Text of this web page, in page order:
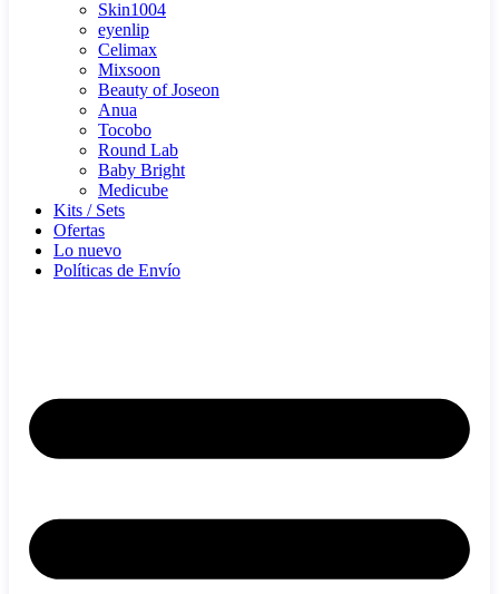
Skin1004
eyenlip
Celimax
Mixsoon
Beauty of Joseon
Anua
Tocobo
Round Lab
Baby Bright
Medicube
Kits / Sets
Ofertas
Lo nuevo
Políticas de Envío